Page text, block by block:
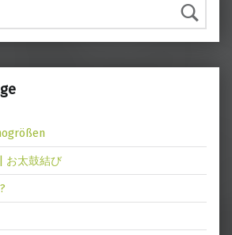
お太鼓結び